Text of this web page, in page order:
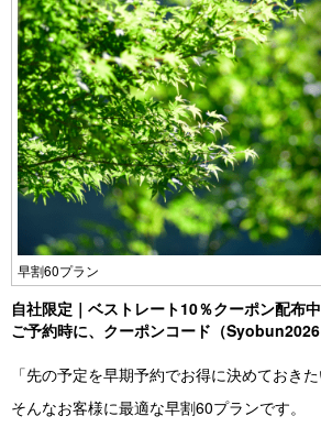
早割60プラン
自社限定｜ベストレート10％クーポン配布中
ご予約時に、クーポンコード（Syobun2026
「先の予定を早期予約でお得に決めておきた
そんなお客様に最適な早割60プランです。